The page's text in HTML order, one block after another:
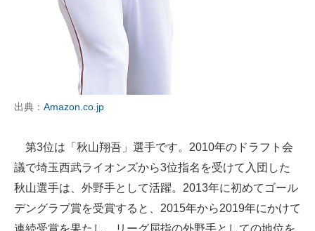
出典： Amazon.co.jp
第3位は「秋山翔吾」選手です。2010年のドラフト会
議で埼玉西武ライオンズから3位指名を受けて入団した
秋山選手は、外野手として活躍。2013年に初めてゴール
デングラブ賞を受賞すると、2015年から2019年にかけて